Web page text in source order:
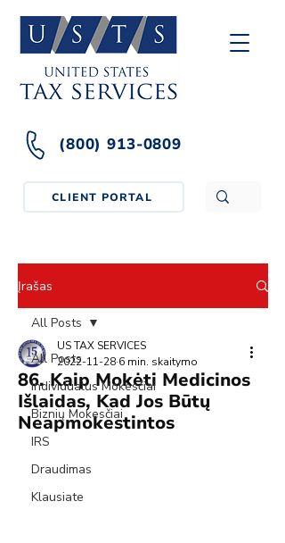
(800) 913-0809
CLIENT PORTAL
Įrašas
All Posts
Individualus Mokesčiai
Biznių Mokesčiai
IRS
Draudimas
Klausiate
All Posts
86. Kaip Mokėti Medicinos
Išlaidas, Kad Jos Būtų
Neapmokestintos
US TAX SERVICES
2022-11-28 6 min. skaitymo